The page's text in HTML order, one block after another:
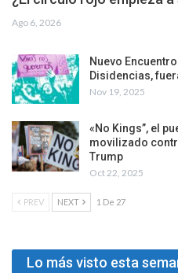
Ago 6, 2026
Nuevo
Disidencias,
Nov 19, 2025
«No Kings”, el
movilizado
Trump
Oct 22, 2025
PREV NEXT 1 De 27
Lo más visto esta